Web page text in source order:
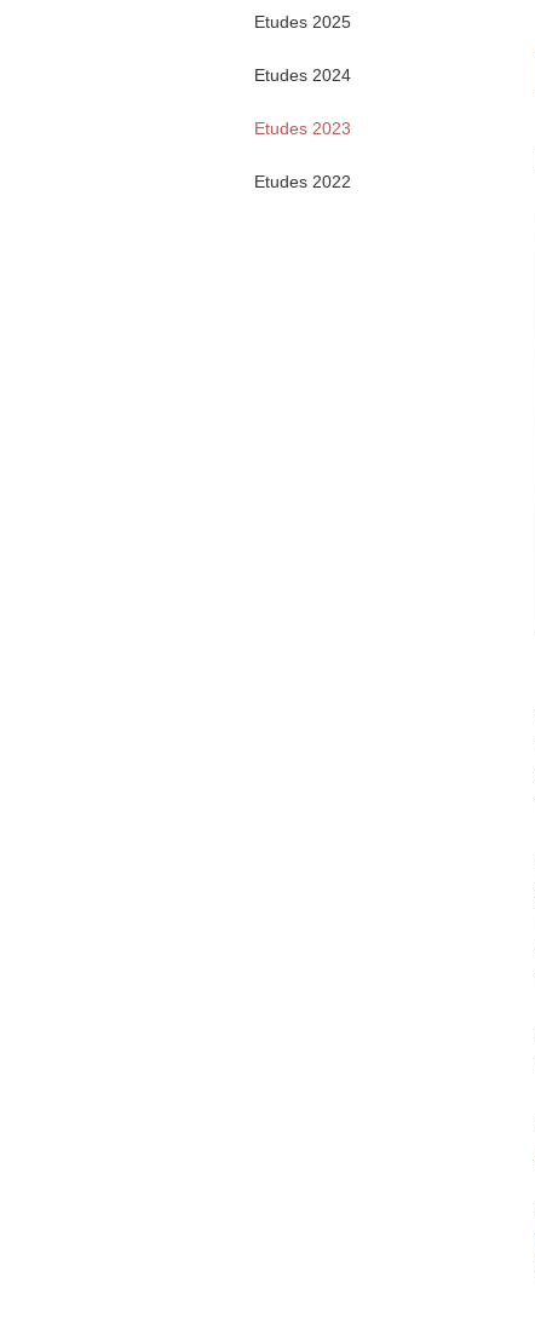
Etudes 2025
Etudes 2024
Etudes 2023
Etudes 2022